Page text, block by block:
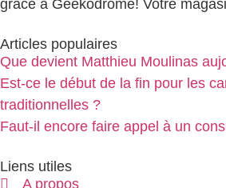
grâce à Geekodrome! Votre
Articles populaires
Que devient Matthieu Moulinas
Est-ce le début de la fin pour les
traditionnelles ?
Faut-il encore faire appel à un
Liens utiles
A propos